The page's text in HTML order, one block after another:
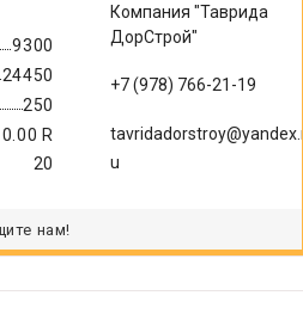
9300
24450
250
R
20
Компания "Таврида
ДорСтрой"
+7 (978) 766-21-19
tavridadorstroy@yandex.r
u
нам!